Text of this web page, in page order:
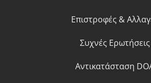
Επιστροφές &
Συχνές Ερωτήσεις
Αντικατάσταση